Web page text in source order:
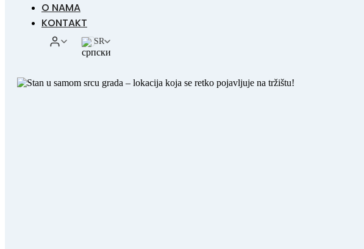
O NAMA
KONTAKT
SR